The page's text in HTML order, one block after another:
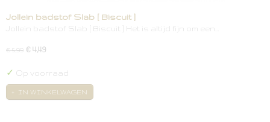
Jollein badstof Slab [ Biscuit ]
Jollein badstof Slab [ Biscuit ] Het is altijd fijn om een…
€ 5,99 € 4,49
✓ Op voorraad
IN WINKELWAGEN